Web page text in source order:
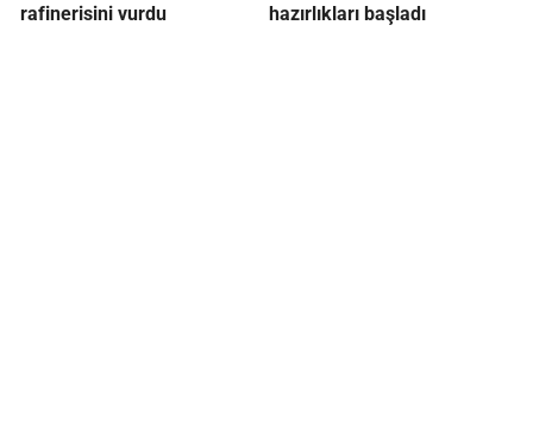
rafinerisini vurdu
hazırlıkları başladı